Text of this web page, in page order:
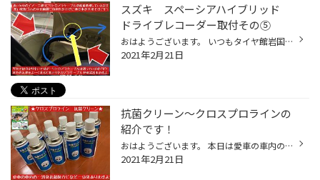
スズキ スペーシアハイブリッド
ドライブレコーダー取付その⑤
おはようございます。 いつもタイヤ館岩国店のWEBをご覧頂き…ありがとうございます(^O^) 南岩国3丁目188号線の南岩国三郵便局さんの向かい側のタイヤ館岩国店(少し道路から奥まっています)の店長の越智です。 本日の作業事例紹介は… 2月12日から更新が止まっていた(ToT)〜スズキ スペーシアハイブリ...
2021年2月21日
抗菌クリーン〜クロスプロラインの
紹介です！
おはようございます。 本日は愛車の車内の 消臭 抗菌 防カビ などに効果のある 抗菌クリーン クロスプロライン の紹介ですよ。 車は動く…移動する家？部屋？なので〜定期的なこういう作業おすすめしますよ(^O^) エアコンフィルター交換 と一緒に 抗菌クリーン クロスプロライン施工 おすすめです(^O...
2021年2月21日